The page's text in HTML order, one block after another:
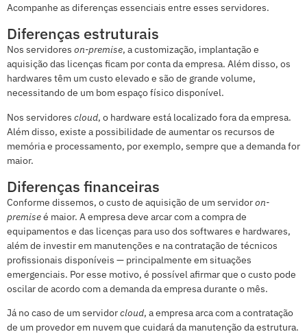
Acompanhe as diferenças essenciais entre esses servidores.
Diferenças estruturais
Nos servidores on-premise, a customização, implantação e
aquisição das licenças ficam por conta da empresa. Além disso, os
hardwares têm um custo elevado e são de grande volume,
necessitando de um bom espaço físico disponível.
Nos servidores cloud, o hardware está localizado fora da empresa.
Além disso, existe a possibilidade de aumentar os recursos de
memória e processamento, por exemplo, sempre que a demanda for
maior.
Diferenças financeiras
Conforme dissemos, o custo de aquisição de um servidoron-
premiseé maior. A empresa deve arcar com a compra de
equipamentos e das licenças para uso dos softwares e hardwares,
além de investir em manutenções e na contratação de técnicos
profissionais disponíveis — principalmente em situações
emergenciais. Por esse motivo, é possível afirmar que o custo pode
oscilar de acordo com a demanda da empresa durante o mês.
Já no caso de um servidorcloud, a empresa arca com a contratação
de um provedor em nuvem que cuidará da manutenção da estrutura.